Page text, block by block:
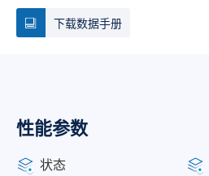
下载数据手册
性能参数
状态